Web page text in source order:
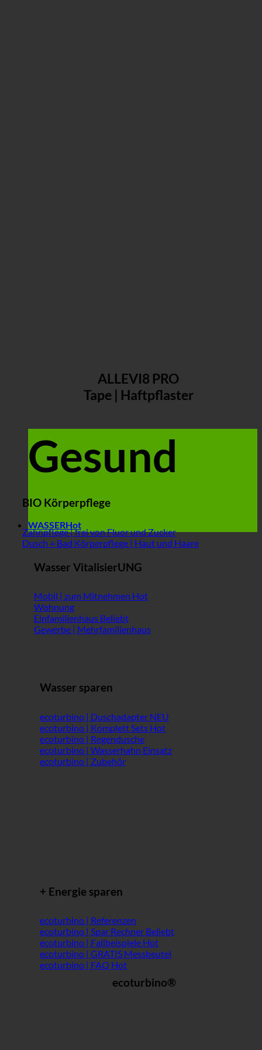
ALLEVI8 PRO
Tape | Haftpflaster
Gesund
BIO Körperpflege
Zahnpflege | frei von Fluor und Zucker
Dusch + Bad Körperpflege | Haut und Haare
WASSER
Wasser VitalisierUNG
Mobil | zum Mitnehmen
Wohnung
Einfamilienhaus
Gewerbe | Mehrfamilienhaus
Wasser sparen
ecoturbino | Duschadapter
ecoturbino | Komplett Sets
ecoturbino | Regendusche
ecoturbino | Wasserhahn Einsatz
ecoturbino | Zubehör
+ Energie sparen
ecoturbino | Referenzen
ecoturbino | Spar Rechner
ecoturbino | Fallbeispiele
ecoturbino | GRATIS Messbeutel
ecoturbino | FAQ
ecoturbino®